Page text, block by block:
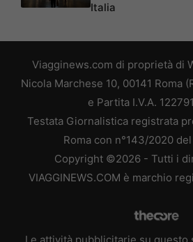
Italia
Viagginews.com di proprietà di
Nicola Marchese 10, 00141 Roma
e Partita I.V.A.
Testata Giornalistica registrata
Roma con n°143/2020
Copyright ©2026 - Tutti i
VIAGGINEWS.COM è marchio
Le attività pubblicitarie su questo